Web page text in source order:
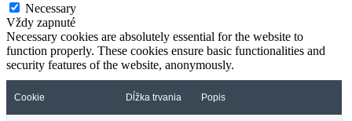
Necessary
Vždy zapnuté
Necessary cookies are absolutely essential for the website to
function properly. These cookies ensure basic functionalities and
security features of the website, anonymously.
Cookie Dĺžka trvania Popis